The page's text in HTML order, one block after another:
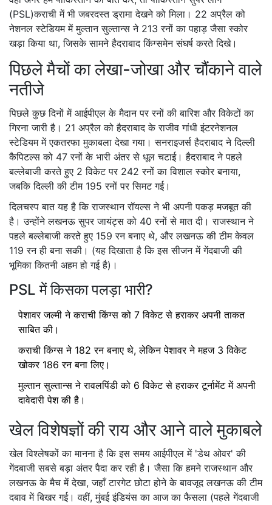
(PSL)कराची में भी जबरदस्त ड्रामा देखने को मिला। 22 अप्रैल को
नेशनल स्टेडियम में मुल्तान सुल्तान्स ने 213 रनों का पहाड़ जैसा स्कोर
खड़ा किया था, जिसके सामने हैदराबाद किंग्समेन संघर्ष करते दिखे।
पिछले मैचों का लेखा-जोखा और चौंकाने वाले
नतीजे
पिछले कुछ दिनों में आईपीएल के मैदान पर रनों की बारिश और विकेटों का
गिरना जारी है। 21 अप्रैल को हैदराबाद के राजीव गांधी इंटरनेशनल
स्टेडियम में एकतरफा मुकाबला देखा गया।सनराइजर्स हैदराबादने दिल्ली
कैपिटल्स को 47 रनों के भारी अंतर से धूल चटाई। हैदराबाद ने पहले
बल्लेबाजी करते हुए 2 विकेट पर 242 रनों का विशाल स्कोर बनाया,
जबकि दिल्ली की टीम 195 रनों पर सिमट गई।
दिलचस्प बात यह है कि राजस्थान रॉयल्स ने भी अपनी पकड़ मजबूत की
है। उन्होंने लखनऊ सुपर जायंट्स को 40 रनों से मात दी। राजस्थान ने
पहले बल्लेबाजी करते हुए 159 रन बनाए थे, और लखनऊ की टीम केवल
119 रन ही बना सकी। (यह दिखाता है कि इस सीजन में गेंदबाजी की
भूमिका कितनी अहम हो गई है)।
PSL में किसका पलड़ा भारी?
पेशावर जल्मी ने कराची किंग्स को 7 विकेट से हराकर अपनी ताकत
साबित की।
कराची किंग्स ने 182 रन बनाए थे, लेकिन पेशावर ने महज 3 विकेट
खोकर 186 रन बना लिए।
मुल्तान सुल्तान्स ने रावलपिंडी को 6 विकेट से हराकर टूर्नामेंट में अपनी
दावेदारी पेश की है।
खेल विशेषज्ञों की राय और आने वाले मुकाबले
खेल विश्लेषकों का मानना है कि इस समय आईपीएल में 'डेथ ओवर' की
गेंदबाजी सबसे बड़ा अंतर पैदा कर रही है। जैसा कि हमने राजस्थान और
लखनऊ के मैच में देखा, जहाँ टारगेट छोटा होने के बावजूद लखनऊ की टीम
दबाव में बिखर गई। वहीं, मुंबई इंडियंस का आज का फैसला (पहले गेंदबाजी